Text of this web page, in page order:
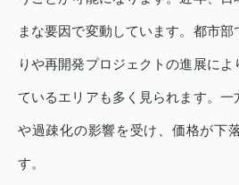
まな要因で変動しています。都市部
りや再開発プロジェクトの進展に
ているエリアも多く見られます。
や過疎化の影響を受け、価格が下
す。